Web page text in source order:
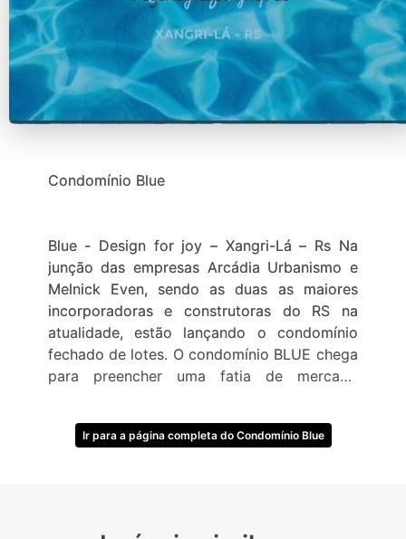
Condomínio Blue
Blue - Design for joy – Xangri-Lá – Rs Na
junção das empresas Arcádia Urbanismo e
Melnick Even, sendo as duas as maiores
incorporadoras e construtoras do RS na
atualidade, estão lançando o condomínio
fechado de lotes. O condomínio BLUE chega
para preencher uma fatia de mercado
Xangri-Lá para clientes que procuram um
condomínio no centro da cidade e próximo
Ir para a página completa do Condomínio Blue